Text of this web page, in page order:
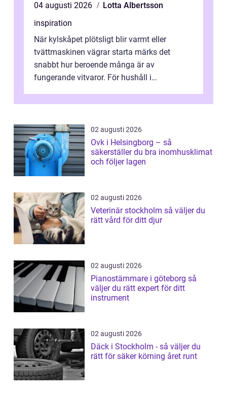
04 augusti 2026
Lotta Albertsson
inspiration
När kylskåpet plötsligt blir varmt eller
tvättmaskinen vägrar starta märks det
snabbt hur beroende många är av
fungerande vitvaror. För hushåll i
vitvaruservice en...
02 augusti 2026
Ovk i Helsingborg – så
säkerställer du bra inomhusklimat
och följer lagen
02 augusti 2026
Veterinär stockholm så väljer du
rätt vård för ditt djur
02 augusti 2026
Pianostämmare i göteborg så
väljer du rätt expert för ditt
instrument
02 augusti 2026
Däck i Stockholm - så väljer du
rätt för säker körning året runt